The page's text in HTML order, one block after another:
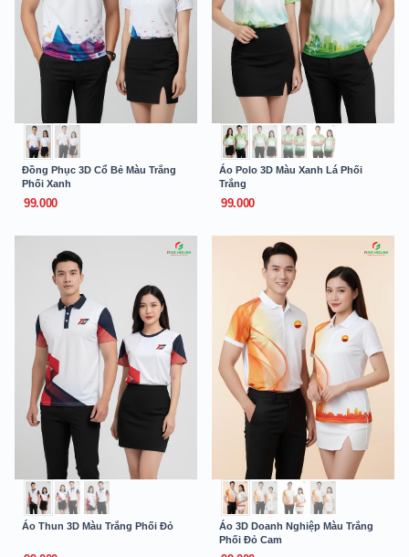
Đồng Phục 3D Cổ Bẻ Màu Trắng
Phối Xanh
99.000
Áo Polo 3D Màu Xanh Lá Phối
Trắng
99.000
Áo Thun 3D Màu Trắng Phối Đỏ
Áo 3D Doanh Nghiệp Màu Trắng
Phối Đỏ Cam